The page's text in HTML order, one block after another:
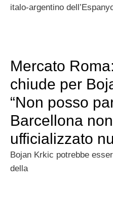
italo-argentino
Mercato
chiude per
“Non posso
Barcellona
ufficializzato
Bojan Krkic potrebbe
della